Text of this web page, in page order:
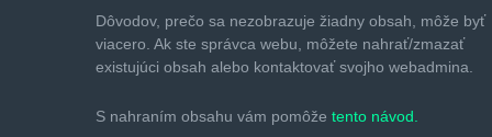
Dôvodov, prečo sa nezobrazuje žiadny obsah, môže byť
viacero. Ak ste správca webu, môžete nahrať/zmazať
existujúci obsah alebo kontaktovať svojho webadmina.
S nahraním obsahu vám pomôže tento návod.